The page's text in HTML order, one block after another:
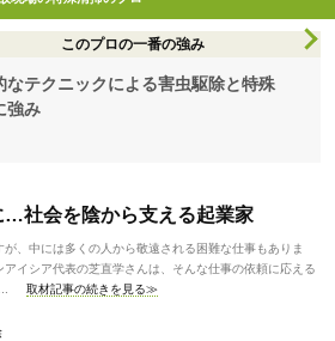
このプロの一番の強み
なテクニックによる害虫駆除と特殊
強み
…社会を陰から支える起業家
、中には多くの人から敬遠される困難な仕事もありま
イシア代表の芝直学さんは、そんな仕事の依頼に応える
取材記事の続きを見る≫